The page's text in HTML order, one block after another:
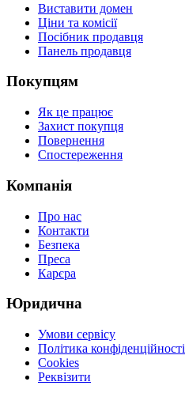
Виставити домен
Ціни та комісії
Посібник продавця
Панель продавця
Покупцям
Як це працює
Захист покупця
Повернення
Спостереження
Компанія
Про нас
Контакти
Безпека
Преса
Карєра
Юридична
Умови сервісу
Політика конфіденційності
Cookies
Реквізити